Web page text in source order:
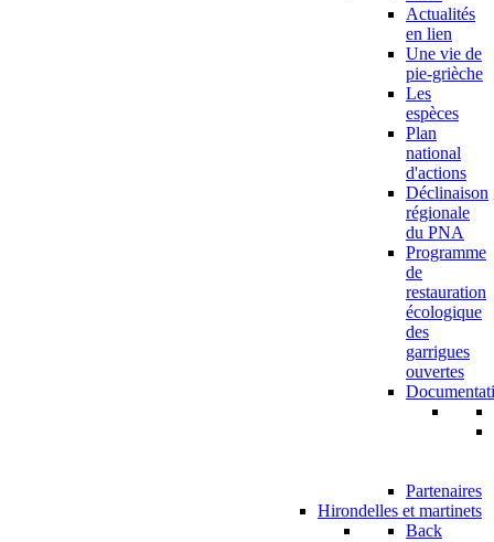
Actualités
en lien
Une vie de
pie-grièche
Les
espèces
Plan
national
d'actions
Déclinaison
régionale
du PNA
Programme
de
restauration
écologique
des
garrigues
ouvertes
Partenaires
Hirondelles et martinets
Back